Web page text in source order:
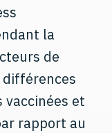
la
de
et
rapport au